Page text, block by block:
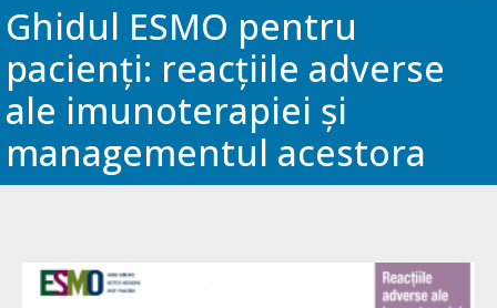
Ghidul ESMO pentru
pacienți: reacțiile adverse
ale imunoterapiei și
managementul acestora